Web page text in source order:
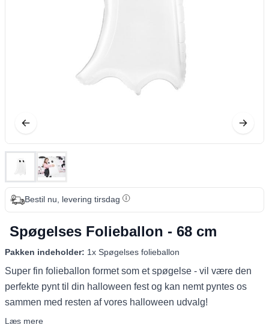
Bestil nu, levering tirsdag
Spøgelses Folieballon - 68 cm
Pakken indeholder: 1x Spøgelses folieballon
Super fin folieballon formet som et spøgelse - vil være den
perfekte pynt til din halloween fest og kan nemt pyntes os
sammen med resten af vores halloween udvalg!
Læs mere